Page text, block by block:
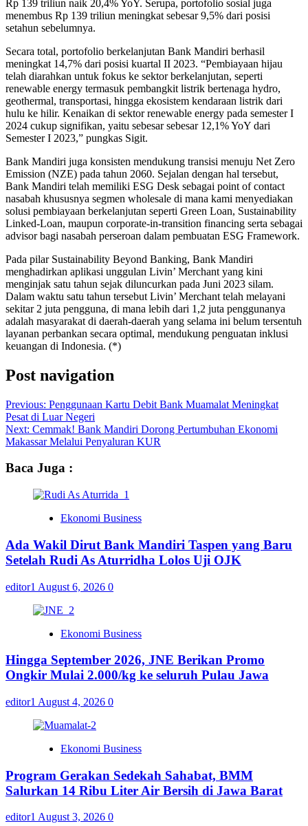
Rp 139 triliun naik 20,4% YoY. Serupa, portofolio sosial juga
menembus Rp 139 triliun meningkat sebesar 9,5% dari posisi
setahun sebelumnya.
Secara total, portofolio berkelanjutan Bank Mandiri berhasil
meningkat 14,7% dari posisi kuartal II 2023. “Pembiayaan hijau
telah diarahkan untuk fokus ke sektor berkelanjutan, seperti
renewable energy termasuk pembangkit listrik bertenaga hydro,
geothermal, transportasi, hingga ekosistem kendaraan listrik dari
hulu ke hilir. Kenaikan di sektor renewable energy pada semester I
2024 cukup signifikan, yaitu sebesar sebesar 12,1% YoY dari
Semester I 2023,” pungkas Sigit.
Bank Mandiri juga konsisten mendukung transisi menuju Net Zero
Emission (NZE) pada tahun 2060. Sejalan dengan hal tersebut,
Bank Mandiri telah memiliki ESG Desk sebagai point of contact
nasabah khususnya segmen wholesale di mana kami menyediakan
solusi pembiayaan berkelanjutan seperti Green Loan, Sustainability
Linked-Loan, maupun corporate-in-transition financing serta sebagai
advisor bagi nasabah perseroan dalam pembuatan ESG Framework.
Pada pilar Sustainability Beyond Banking, Bank Mandiri
menghadirkan aplikasi unggulan Livin’ Merchant yang kini
menginjak satu tahun sejak diluncurkan pada Juni 2023 silam.
Dalam waktu satu tahun tersebut Livin’ Merchant telah melayani
sekitar 2 juta pengguna, di mana lebih dari 1,2 juta penggunanya
adalah masyarakat di daerah-daerah yang selama ini belum tersentuh
layanan perbankan secara optimal, mendukung penguatan inklusi
keuangan di Indonesia. (*)
Post navigation
Previous: Penggunaan Kartu Debit Bank Muamalat Meningkat
Pesat di Luar Negeri
Next: Cemmak! Bank Mandiri Dorong Pertumbuhan Ekonomi
Makassar Melalui Penyaluran KUR
Baca Juga :
Ekonomi Business
Ada Wakil Dirut Bank Mandiri Taspen yang Baru
Setelah Rudi As Aturridha Lolos Uji OJK
editor1 August 6, 2026 0
Ekonomi Business
Hingga September 2026, JNE Berikan Promo
Ongkir Mulai 2.000/kg ke seluruh Pulau Jawa
editor1 August 4, 2026 0
Ekonomi Business
Program Gerakan Sedekah Sahabat, BMM
Salurkan 14 Ribu Liter Air Bersih di Jawa Barat
editor1 August 3, 2026 0